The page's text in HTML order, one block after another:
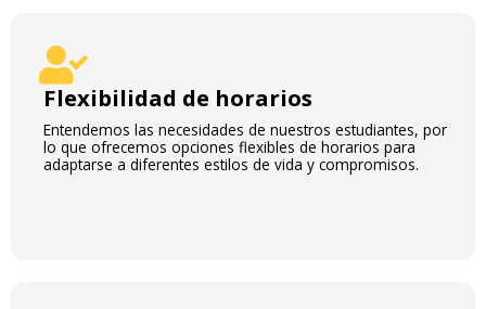
Flexibilidad de horarios
Entendemos las necesidades de nuestros estudiantes, por
lo que ofrecemos opciones flexibles de horarios para
adaptarse a diferentes estilos de vida y compromisos.